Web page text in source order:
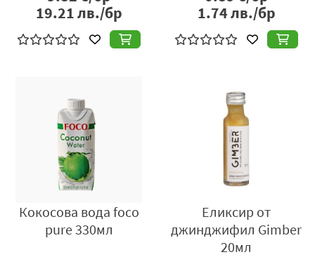
19.21лв./бр
1.74лв./бр
Кокосова вода foco
pure 330мл
Еликсир от
джинджифил Gimber
20мл